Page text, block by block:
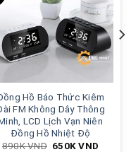
Hồ Báo Thức Kiêm
FM Không Dây Thông
LCD Lịch Vạn Niên
Đồng Hồ Nhiệt Độ
890KVND 650KVND